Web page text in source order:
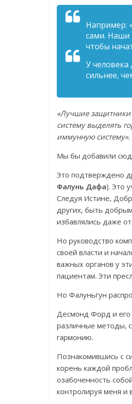
Например:
сами. Наши
чтобы
У человека
сильнее,
«Лучшие защитники
систему выделять
иммунную систему».
Мы бы добавили
Это подтверждено
Фалунь Дафа). Это
Следуя Истине,
других, быть
избавлялись даже
Но руководство
своей власти и
важных органов у
пациентам. Эти
Но Фалуньгун
Десмонд Форд и его
различные методы,
гармонию.
Познакомившись с
корень каждой
озабоченность
контролируя меня